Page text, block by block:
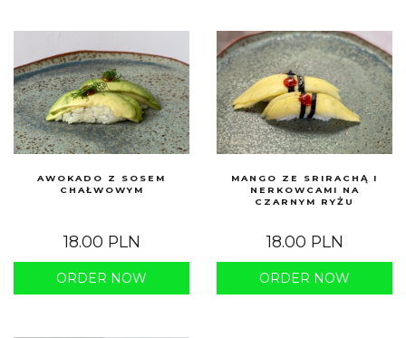
AWOKADO Z SOSEM
CHAŁWOWYM
18.00 PLN
ORDER NOW
MANGO ZE SRIRACHĄ I
NERKOWCAMI NA
CZARNYM RYŻU
18.00 PLN
ORDER NOW